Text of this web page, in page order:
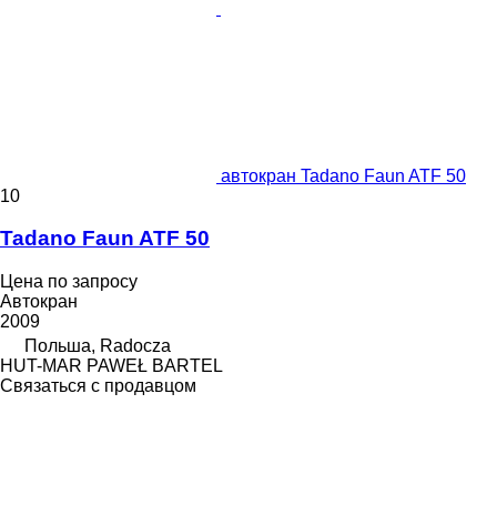
автокран Tadano Faun ATF 50
10
Tadano Faun ATF 50
Цена по запросу
Автокран
2009
Польша, Radocza
HUT-MAR PAWEŁ BARTEL
Связаться с продавцом